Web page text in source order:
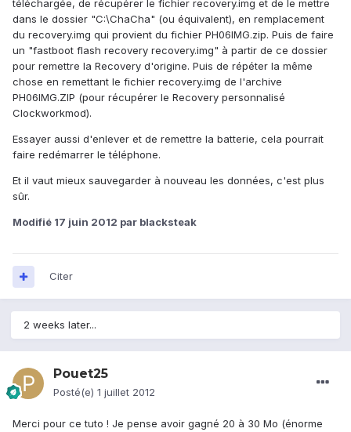
téléchargée, de récupérer le fichier recovery.img et de le mettre
dans le dossier "C:\ChaCha" (ou équivalent), en remplacement
du recovery.img qui provient du fichier PH06IMG.zip. Puis de faire
un "fastboot flash recovery recovery.img" à partir de ce dossier
pour remettre la Recovery d'origine. Puis de répéter la même
chose en remettant le fichier recovery.img de l'archive
PH06IMG.ZIP (pour récupérer le Recovery personnalisé
Clockworkmod).
Essayer aussi d'enlever et de remettre la batterie, cela pourrait
faire redémarrer le téléphone.
Et il vaut mieux sauvegarder à nouveau les données, c'est plus
sûr.
Modifié 17 juin 2012 par blacksteak
Citer
2 weeks later...
Pouet25
Posté(e) 1 juillet 2012
Merci pour ce tuto ! Je pense avoir gagné 20 à 30 Mo (énorme